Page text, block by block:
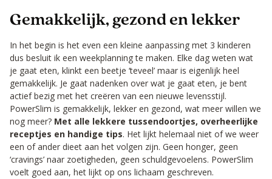
Gemakkelijk, gezond en lekker
In het begin is het even een kleine aanpassing met 3 kinderen
dus besluit ik een weekplanning te maken. Elke dag weten wat
je gaat eten, klinkt een beetje ‘teveel’ maar is eigenlijk heel
gemakkelijk. Je gaat nadenken over wat je gaat eten, je bent
actief bezig met het creëren van een nieuwe levensstijl.
PowerSlim is gemakkelijk, lekker en gezond, wat meer willen we
nog meer? Met alle lekkere tussendoortjes, overheerlijke
receptjes en handige tips. Het lijkt helemaal niet of we weer
een of ander dieet aan het volgen zijn. Geen honger, geen
‘cravings’ naar zoetigheden, geen schuldgevoelens. PowerSlim
voelt goed aan, het lijkt op ons lichaam geschreven.